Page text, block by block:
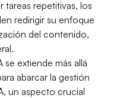
tareas repetitivas, los
redirigir su enfoque
del contenido,
se extiende más allá
abarcar la gestión
un aspecto crucial